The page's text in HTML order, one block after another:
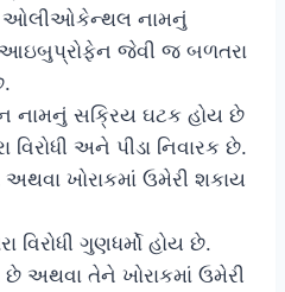
ઓલીઓકેન્થલ નામનું
જેવી જ બળતરા
નામનું સક્રિય ઘટક હોય છે
અને પીડા નિવારક છે.
ખોરાકમાં ઉમેરી શકાય
વિરોધી ગુણધર્મો હોય છે.
અથવા તેને ખોરાકમાં ઉમેરી